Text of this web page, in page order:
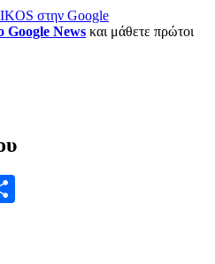
στην Google
Google News και μάθετε πρώτοι